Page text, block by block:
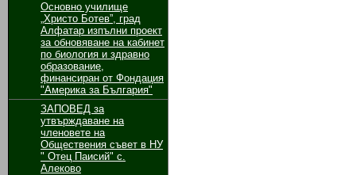
Основно училище
„Христо Ботев”, град
Алфатар изпълни проект
за обновяване на кабинет
по биология и здравно
образование,
финансиран от Фондация
"Америка за България"
ЗАПОВЕД за
утвърждаване на
членовете на
Обществения съвет в НУ
" Отец Паисий" с.
Алеково